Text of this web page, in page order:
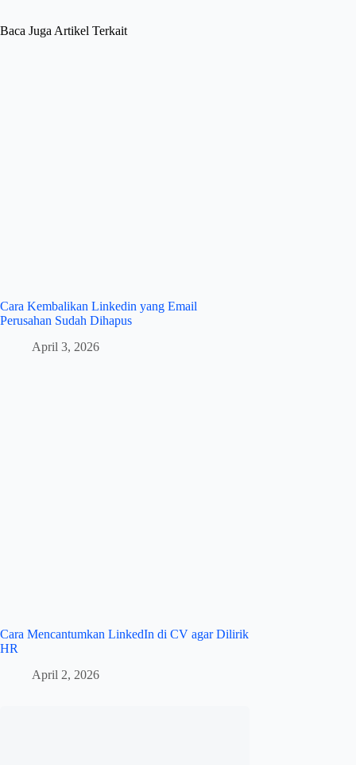
Baca Juga Artikel Terkait
Cara Kembalikan Linkedin yang Email
Perusahan Sudah Dihapus
April 3, 2026
Cara Mencantumkan LinkedIn di CV agar Dilirik
HR
April 2, 2026